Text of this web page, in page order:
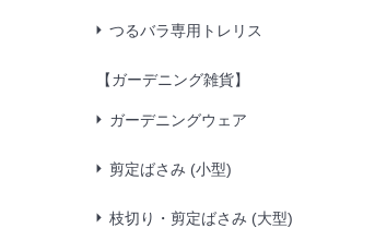
つるバラ専用トレリス
【ガーデニング雑貨】
ガーデニングウェア
剪定ばさみ (小型)
枝切り・剪定ばさみ (大型)